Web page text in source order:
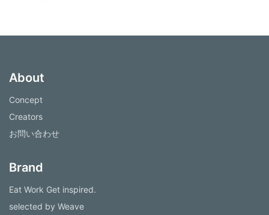
About
Concept
Creators
お問い合わせ
Brand
Eat Work Get inspired.
selected by Weave